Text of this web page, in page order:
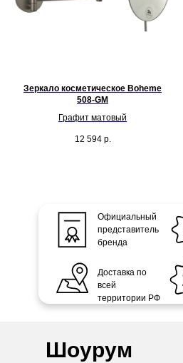
Зеркало косметическое Boheme
508-GM
Графит матовый
12 594 р.
Официальный
представитель
бренда
Доставка по
всей
территории РФ
Шоурум